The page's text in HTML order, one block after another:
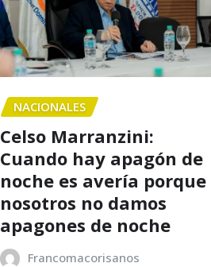
NACIONALES
Celso Marranzini:
Cuando hay apagón de
noche es avería porque
nosotros no damos
apagones de noche
Francomacorisanos